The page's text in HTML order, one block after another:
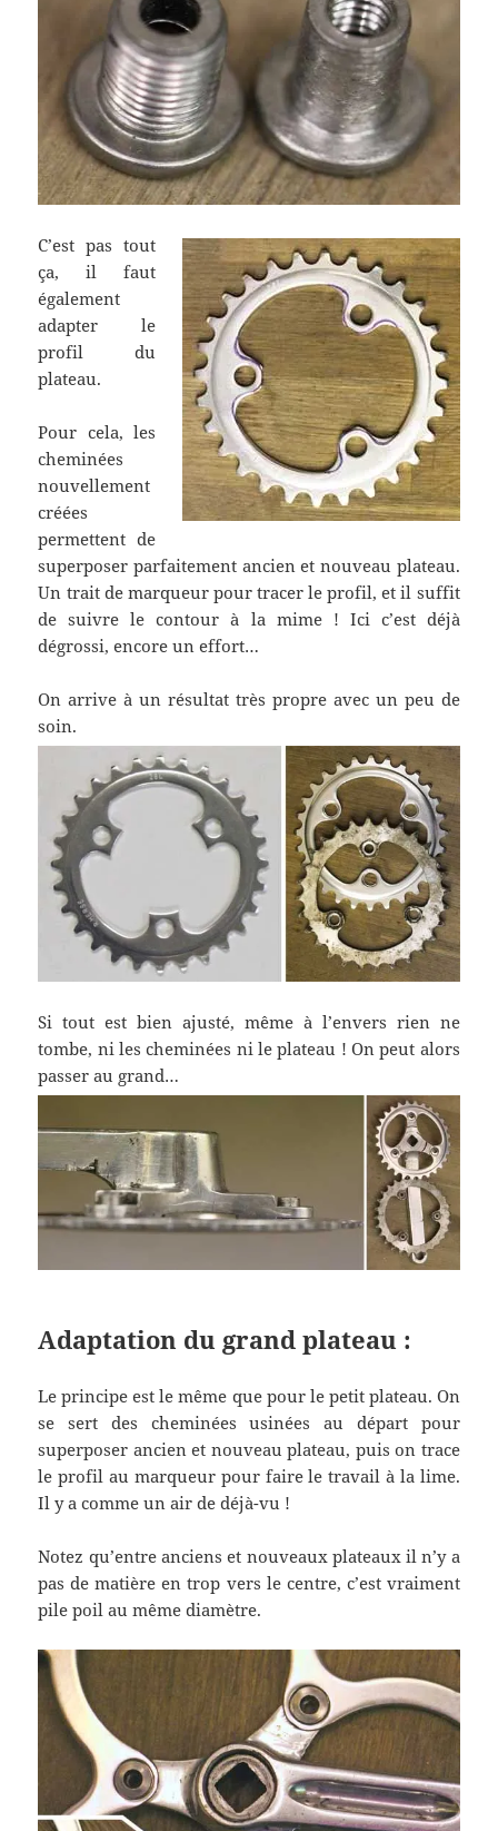
C’est pas tout
ça, il faut
également
adapter le
profil du
plateau.
Pour cela, les
cheminées
nouvellement
créées
permettent de
superposer parfaitement ancien et nouveau plateau.
Un trait de marqueur pour tracer le profil, et il suffit
de suivre le contour à la mime ! Ici c’est déjà
dégrossi, encore un effort…
On arrive à un résultat très propre avec un peu de
soin.
Si tout est bien ajusté, même à l’envers rien ne
tombe, ni les cheminées ni le plateau ! On peut alors
passer au grand…
Adaptation du grand plateau :
Le principe est le même que pour le petit plateau. On
se sert des cheminées usinées au départ pour
superposer ancien et nouveau plateau, puis on trace
le profil au marqueur pour faire le travail à la lime.
Il y a comme un air de déjà-vu !
Notez qu’entre anciens et nouveaux plateaux il n’y a
pas de matière en trop vers le centre, c’est vraiment
pile poil au même diamètre.